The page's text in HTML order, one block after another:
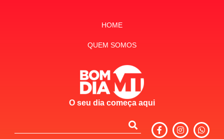
HOME
QUEM SOMOS
O seu dia começa aqui